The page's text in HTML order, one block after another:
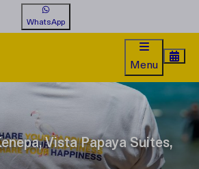
WhatsApp
Menu
Vista Papaya Suites,